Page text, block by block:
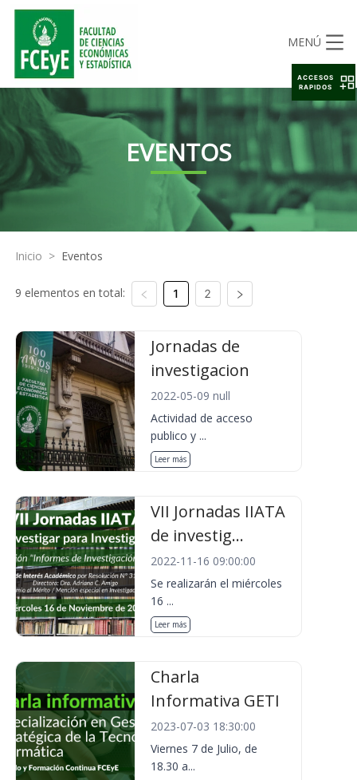
MENÚ
EVENTOS
Inicio > Eventos
9 elementos en total: 1 2
Jornadas de
investigacion
2022-05-09 null
Actividad de acceso
publico y ...
Leer más
VII Jornadas IIATA
de investig...
2022-11-16 09:00:00
Se realizarán el miércoles
16 ...
Leer más
Charla
Informativa GETI
2023-07-03 18:30:00
Viernes 7 de Julio, de
18.30 a...
ACCESOS
RAPIDOS